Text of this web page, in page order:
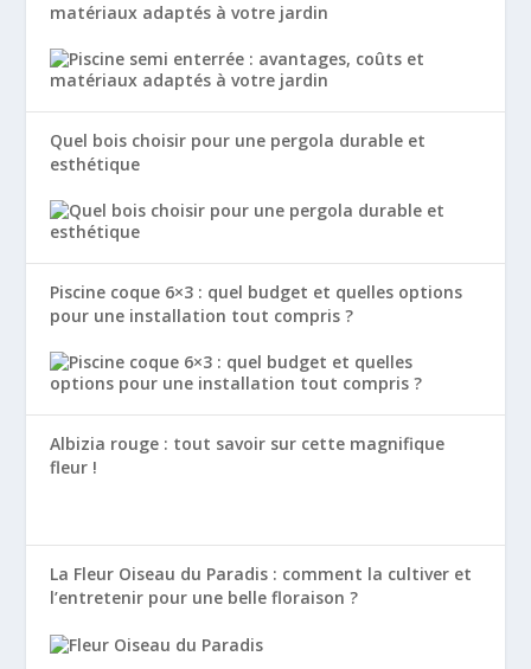
matériaux adaptés à votre jardin
Quel bois choisir pour une pergola durable et
esthétique
Piscine coque 6×3 : quel budget et quelles options
pour une installation tout compris ?
Albizia rouge : tout savoir sur cette magnifique
fleur !
La Fleur Oiseau du Paradis : comment la cultiver et
l’entretenir pour une belle floraison ?